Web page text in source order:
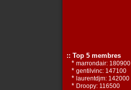
:: Top 5 membres
* marrondair: 180900
* gentilvinc: 147100
* laurentdjm: 142000
* Droopy: 116500